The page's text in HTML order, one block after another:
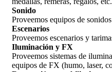
Sonido
Proveemos equipos de
Escenarios
Proveemos escenarios y
Iluminación y FX
Proveemos sistemas de
equipos de FX (humo, laser,